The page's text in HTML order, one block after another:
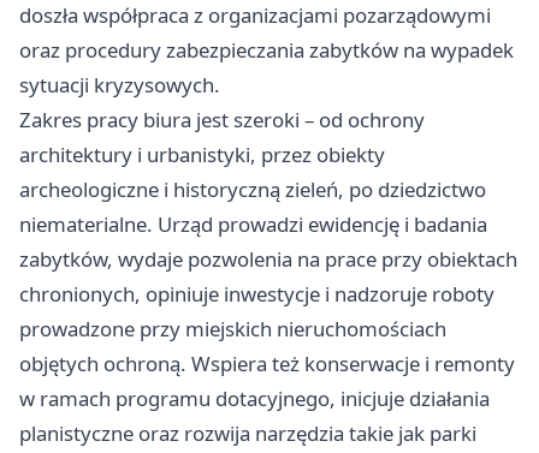
doszła współpraca z organizacjami pozarządowymi
oraz procedury zabezpieczania zabytków na wypadek
sytuacji kryzysowych.
Zakres pracy biura jest szeroki – od ochrony
architektury i urbanistyki, przez obiekty
archeologiczne i historyczną zieleń, po dziedzictwo
niematerialne. Urząd prowadzi ewidencję i badania
zabytków, wydaje pozwolenia na prace przy obiektach
chronionych, opiniuje inwestycje i nadzoruje roboty
prowadzone przy miejskich nieruchomościach
objętych ochroną. Wspiera też konserwacje i remonty
w ramach programu dotacyjnego, inicjuje działania
planistyczne oraz rozwija narzędzia takie jak parki